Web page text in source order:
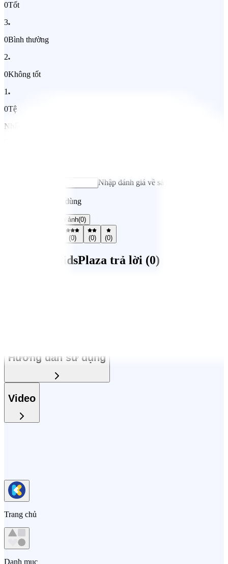
0Tốt
3
0Bình thường
2
0Không tốt
1
0Tệ
Nhấn vào đây để nhận xét về sản phẩm
Nhập đánh giá về sản phẩm*
Nhận xét từ người dùng
Có hình ảnh(0)
(0) (0) (0)
Mẹ Hỏi / KidsPlaza trả lời (0)
Hướng dẫn sử dụng
Video
Trang chủ
Danh mục